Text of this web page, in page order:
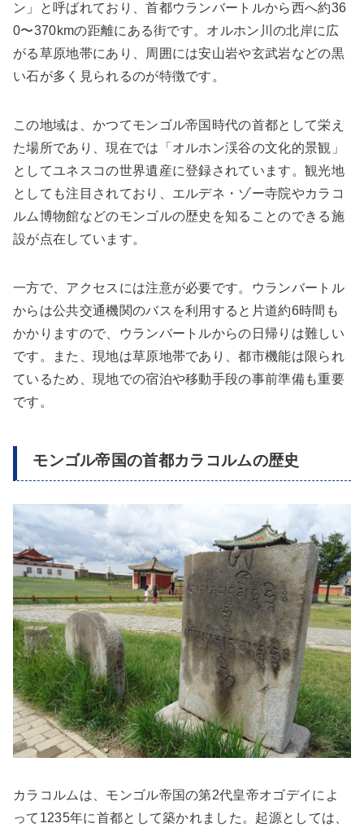
ン」と呼ばれており、首都ウランバートルから西へ約36
0〜370kmの距離にある街です。オルホン川の北岸に広
がる草原地帯にあり、周囲には安山岩や玄武岩などの黒
い石が多く見られるのが特徴です。
この地域は、かつてモンゴル帝国時代の首都として栄え
た場所であり、現在では「オルホン渓谷の文化的景観」
としてユネスコの世界遺産に登録されています。観光地
としても注目されており、エルデネ・ゾー寺院やカラコ
ルム博物館などのモンゴルの歴史を知ることのできる施
設が点在しています。
一方で、アクセスには注意が必要です。ウランバートル
からは公共交通機関のバスを利用すると片道約6時間も
かかりますので、ウランバートルからの日帰りは難しい
です。また、現地は草原地帯であり、都市機能は限られ
ているため、現地での宿泊や移動手段の事前準備も重要
です。
モンゴル帝国の首都カラコルムの歴史
カラコルムは、モンゴル帝国の第2代皇帝オゴデイによ
って1235年に首都として築かれました。起源としては、